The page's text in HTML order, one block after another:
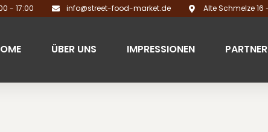
- 17:00 info@street-food-market.de Alte Schmelze
ÜBER UNS IMPRESSIONEN